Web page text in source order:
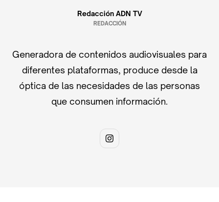
Redacción ADN TV
REDACCIÓN
Generadora de contenidos audiovisuales para
diferentes plataformas, produce desde la
óptica de las necesidades de las personas
que consumen información.